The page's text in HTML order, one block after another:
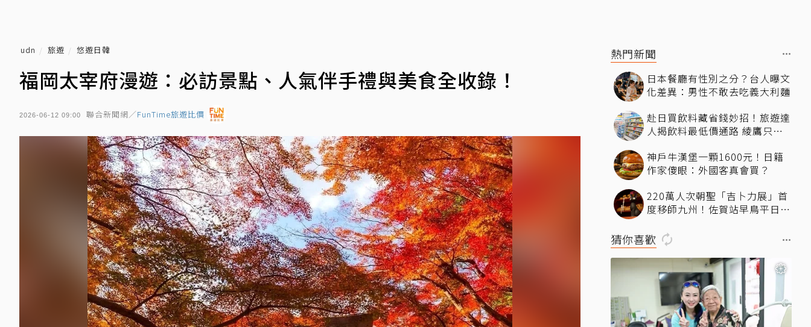
udn 旅遊 悠遊日韓
福岡太宰府漫遊：必訪景點、人氣伴手禮與美食全收錄！
2026-06-12 09:00 聯合新聞網／FunTime旅遊比價
熱門新聞
日本餐廳有性別之分？台人曝文
化差異：男性不敢去吃義大利麵
赴日買飲料藏省錢妙招！旅遊達
人揭飲料最低價通路 綾鷹只要
神戶牛漢堡一顆1600元！日籍
作家傻眼：外國客真會買？
220萬人次朝聖「吉卜力展」首
度移師九州！佐賀站早鳥平日套
猜你喜歡